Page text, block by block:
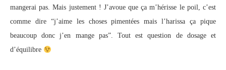
mangerai pas. Mais justement ! J’avoue que ça m’hérisse le poil, c’est
comme dire “j’aime les choses pimentées mais l’harissa ça pique
beaucoup donc j’en mange pas”. Tout est question de dosage et
d’équilibre